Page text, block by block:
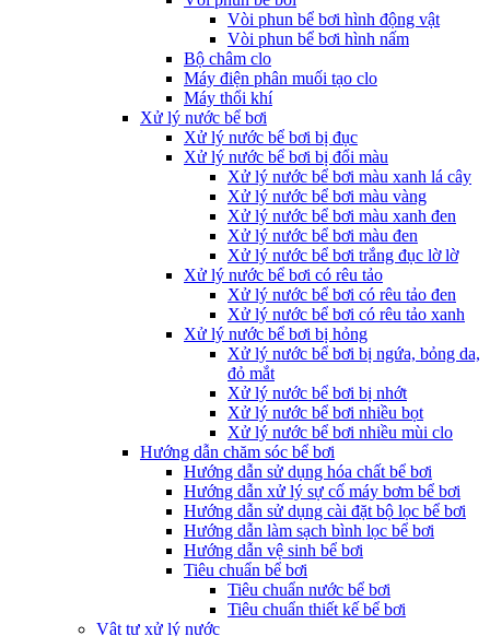
Vòi phun bể bơi hình động vật
Vòi phun bể bơi hình nấm
Bộ châm clo
Máy điện phân muối tạo clo
Máy thổi khí
Xử lý nước bể bơi
Xử lý nước bể bơi bị đục
Xử lý nước bể bơi bị đổi màu
Xử lý nước bể bơi màu xanh lá cây
Xử lý nước bể bơi màu vàng
Xử lý nước bể bơi màu xanh đen
Xử lý nước bể bơi màu đen
Xử lý nước bể bơi trắng đục lờ lờ
Xử lý nước bể bơi có rêu tảo
Xử lý nước bể bơi có rêu tảo đen
Xử lý nước bể bơi có rêu tảo xanh
Xử lý nước bể bơi bị hỏng
Xử lý nước bể bơi bị ngứa, bỏng da,
đỏ mắt
Xử lý nước bể bơi bị nhớt
Xử lý nước bể bơi nhiều bọt
Xử lý nước bể bơi nhiều mùi clo
Hướng dẫn chăm sóc bể bơi
Hướng dẫn sử dụng hóa chất bể bơi
Hướng dẫn xử lý sự cố máy bơm bể bơi
Hướng dẫn sử dụng cài đặt bộ lọc bể bơi
Hướng dẫn làm sạch bình lọc bể bơi
Hướng dẫn vệ sinh bể bơi
Tiêu chuẩn bể bơi
Tiêu chuẩn nước bể bơi
Tiêu chuẩn thiết kế bể bơi
Vật tư xử lý nước